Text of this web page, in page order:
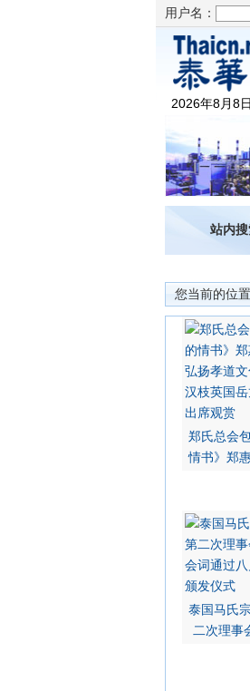
用户名：
2026年8月8日
站内搜
您当前的位置
郑氏总会
情书》郑
泰国马氏
二次理事